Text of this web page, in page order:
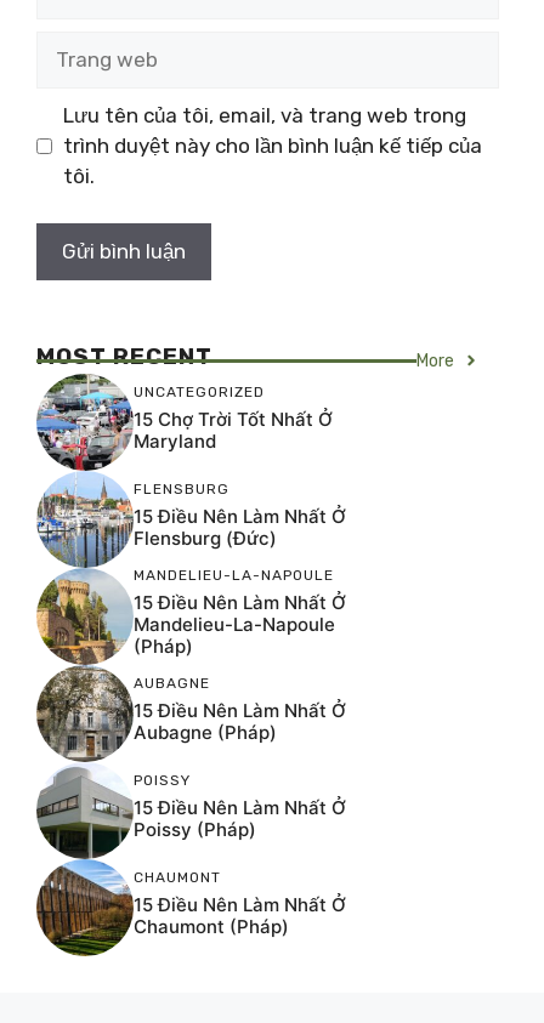
Lưu tên của tôi, email, và trang web trong
trình duyệt này cho lần bình luận kế tiếp của
tôi.
MOST RECENT More
UNCATEGORIZED
15 Chợ Trời Tốt Nhất Ở
Maryland
FLENSBURG
15 Điều Nên Làm Nhất Ở
Flensburg (Đức)
MANDELIEU-LA-NAPOULE
15 Điều Nên Làm Nhất Ở
Mandelieu-La-Napoule
(Pháp)
AUBAGNE
15 Điều Nên Làm Nhất Ở
Aubagne (Pháp)
POISSY
15 Điều Nên Làm Nhất Ở
Poissy (Pháp)
CHAUMONT
15 Điều Nên Làm Nhất Ở
Chaumont (Pháp)